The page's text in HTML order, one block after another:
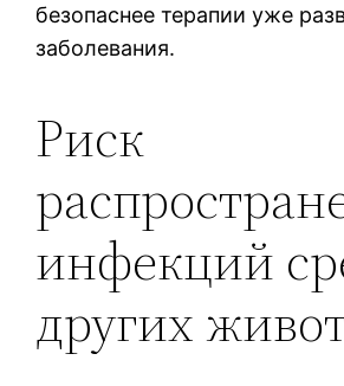
безопаснее терапии уже
заболевания.
Риск
инфекций
других